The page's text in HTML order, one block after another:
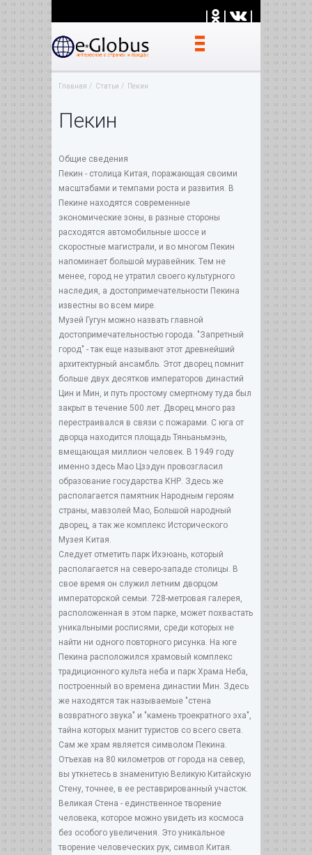
| | |
Главная Статьи Пекин
Пекин
Общие сведения
Пекин - столица Китая, поражающая своими
масштабами и темпами роста и развития. В
Пекине находятся современные
экономические зоны, в разные стороны
расходятся автомобильные шоссе и
скоростные магистрали, и во многом Пекин
напоминает большой муравейник. Тем не
менее, город не утратил своего культурного
наследия, а достопримечательности Пекина
известны во всем мире.
Музей Гугун можно назвать главной
достопримечательностью города. "Запретный
город" - так еще называют этот древнейший
архитектурный ансамбль. Этот дворец помнит
больше двух десятков императоров династий
Цин и Мин, и путь простому смертному туда был
закрыт в течение 500 лет. Дворец много раз
перестраивался в связи с пожарами. С юга от
дворца находится площадь Тяньаньмэнь,
вмещающая миллион человек. В 1949 году
именно здесь Мао Цзэдун провозгласил
образование государства КНР. Здесь же
располагается памятник Народным героям
страны, мавзолей Мао, Большой народный
дворец, а так же комплекс Исторического
Музея Китая.
Следует отметить парк Ихэюань, который
располагается на северо-западе столицы. В
свое время он служил летним дворцом
императорской семьи. 728-метровая галерея,
расположенная в этом парке, может похвастать
уникальными росписями, среди которых не
найти ни одного повторного рисунка. На юге
Пекина расположился храмовый комплекс
традиционного культа неба и парк Храма Неба,
построенный во времена династии Мин. Здесь
же находятся так называемые "стена
возвратного звука" и "камень троекратного эха",
тайна которых манит туристов со всего света.
Сам же храм является символом Пекина.
Отъехав на 80 километров от города на север,
вы уткнетесь в знаменитую Великую Китайскую
Стену, точнее, в ее реставрированный участок.
Великая Стена - единственное творение
человека, которое можно увидеть из космоса
без особого увеличения. Это уникальное
творение человеческих рук, символ Китая.